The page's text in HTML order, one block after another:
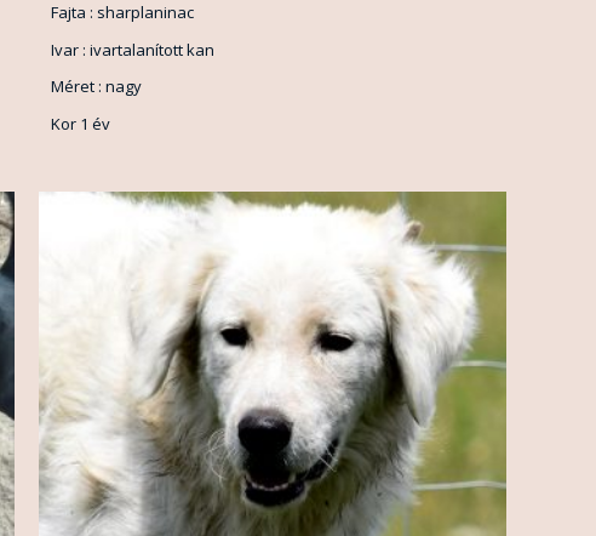
Fajta : sharplaninac
Ivar : ivartalanított kan
Méret : nagy
Kor 1 év